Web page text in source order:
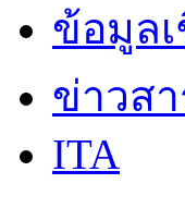
ข้อมูล
ข่าวส
ITA